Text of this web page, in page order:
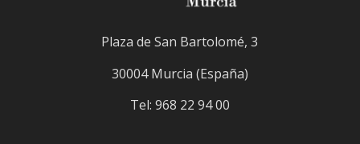
Plaza de San Bartolomé, 3
30004 Murcia (España)
Tel: 968 22 94 00